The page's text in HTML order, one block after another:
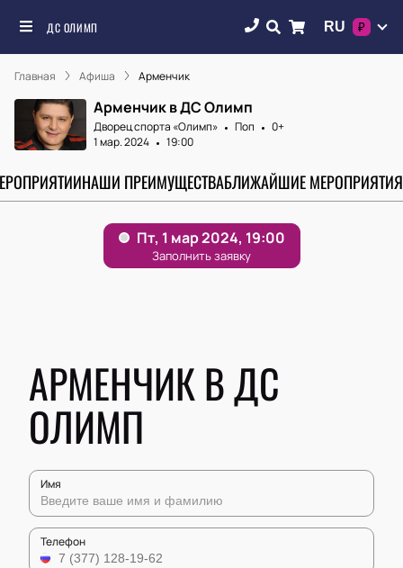
ДС ОЛИМП RU ₽
Главная Афиша Арменчик
Арменчик в ДС Олимп
Дворец спорта «‎Олимп» Поп
0+
1 мар. 2024
19:00
НАШИ ПРЕИМУЩЕСТВАБЛИЖАЙШИЕ МЕРОПРИЯТИЯ
АРМЕНЧИК В ДС
ОЛИМП
Имя
Телефон